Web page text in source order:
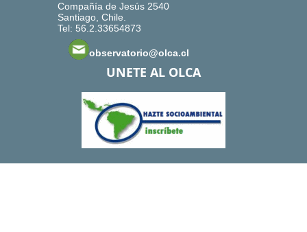
Compañía de Jesús 2540
Santiago, Chile.
Tel: 56.2.33654873
observatorio@olca.cl
UNETE AL OLCA